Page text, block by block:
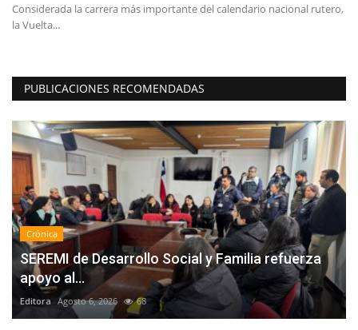
Considerada la carrera más importante del calendario nacional rutero,
la Vuelta...
PUBLICACIONES RECOMENDADAS
Crónica
SEREMI de Desarrollo Social y Familia refuerza
apoyo al...
Editora Agosto 6, 2026 68